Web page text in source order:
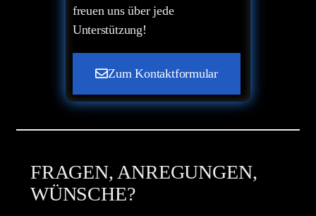
freuen uns über jede
Unterstützung!
Zum Kontaktformular
FRAGEN, ANREGUNGEN,
WÜNSCHE?